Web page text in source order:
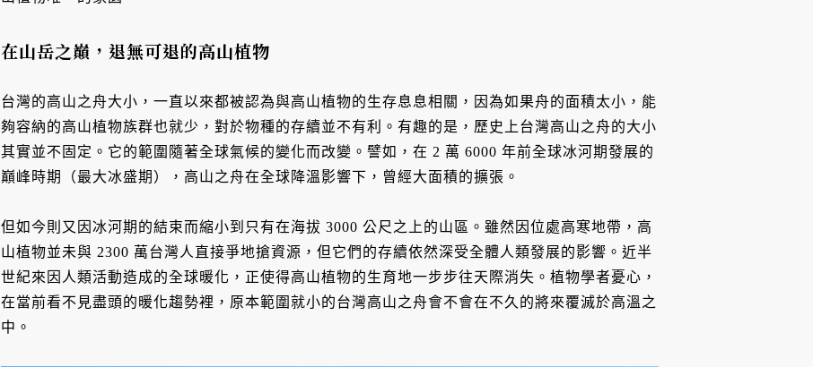
在山岳之巔，退無可退的高山植物
台灣的高山之舟大小，一直以來都被認為與高山植物的生存息息相關，因為如果舟的面積太小，能
夠容納的高山植物族群也就少，對於物種的存續並不有利。有趣的是，歷史上台灣高山之舟的大小
其實並不固定。它的範圍隨著全球氣候的變化而改變。譬如，在 2 萬 6000 年前全球冰河期發展的
巔峰時期（最大冰盛期），高山之舟在全球降溫影響下，曾經大面積的擴張。
但如今則又因冰河期的結束而縮小到只有在海拔 3000 公尺之上的山區。雖然因位處高寒地帶，高
山植物並未與 2300 萬台灣人直接爭地搶資源，但它們的存續依然深受全體人類發展的影響。近半
世紀來因人類活動造成的全球暖化，正使得高山植物的生育地一步步往天際消失。植物學者憂心，
在當前看不見盡頭的暖化趨勢裡，原本範圍就小的台灣高山之舟會不會在不久的將來覆滅於高溫之
中。